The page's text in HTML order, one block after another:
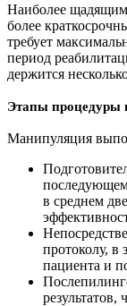
Наиболее щадящим
более
требует
период
держится
Этапы процедуры
Манипуляция
в среднем
протоколу, в
пациента и